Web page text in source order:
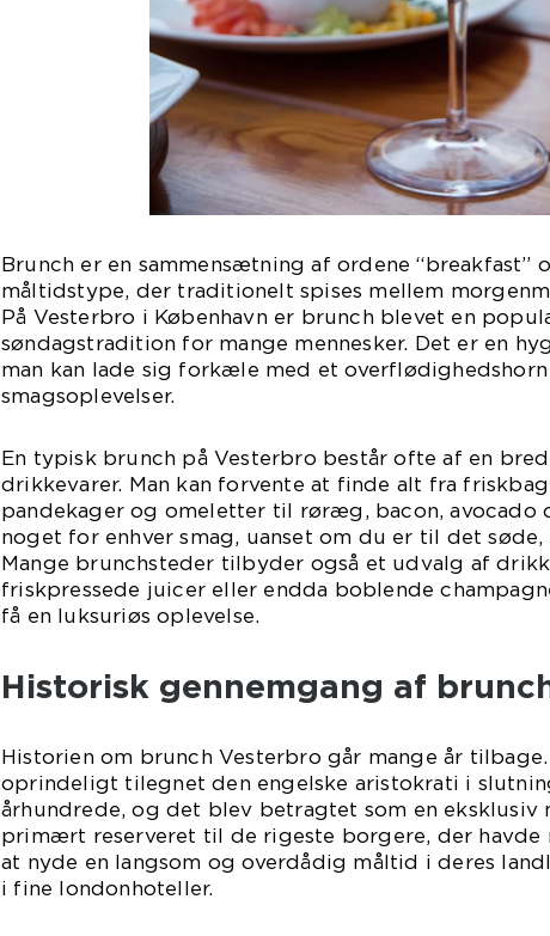
Brunch er en sammensætning af ordene “breakfast”
måltidstype, der traditionelt spises mellem
På Vesterbro i København er brunch blevet en
søndagstradition for mange mennesker. Det er en
man kan lade sig forkæle med et
smagsoplevelser.
En typisk brunch på Vesterbro består ofte af en
drikkevarer. Man kan forvente at finde alt fra
pandekager og omeletter til røræg, bacon, avocado
noget for enhver smag, uanset om du er til det søde,
Mange brunchsteder tilbyder også et udvalg af
friskpressede juicer eller endda boblende
få en luksuriøs oplevelse.
Historisk gennemgang af
Historien om brunch Vesterbro går mange år
oprindeligt tilegnet den engelske aristokrati i
århundrede, og det blev betragtet som en eksklusiv
primært reserveret til de rigeste borgere, der
at nyde en langsom og overdådig måltid i deres
i fine londonhoteller.